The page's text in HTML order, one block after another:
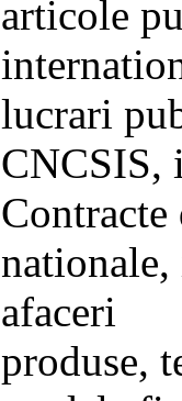
articole
lucrari
CNCSIS,
Contracte
nationale,
afaceri
produse,